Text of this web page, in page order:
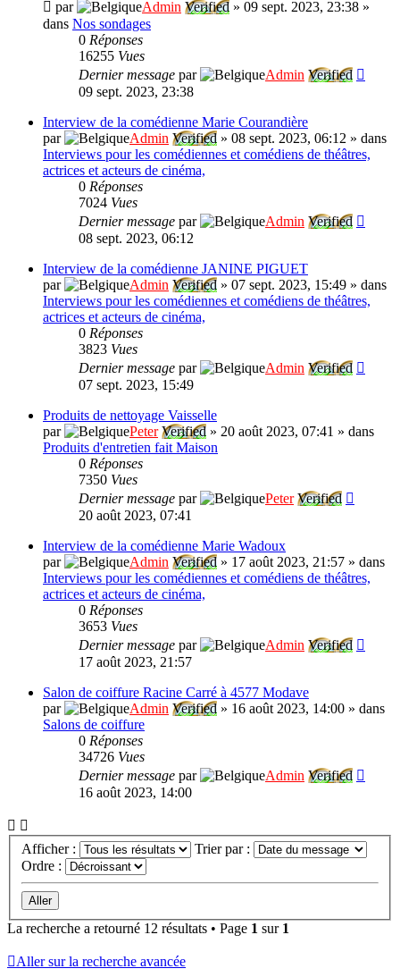
par Admin Verified » 09 sept. 2023, 23:38 »
dans Nos sondages
0 Réponses
16255 Vues
Dernier message par Admin Verified
09 sept. 2023, 23:38
Interview de la comédienne Marie Courandière
par
Admin Verified » 08 sept. 2023, 06:12 » dans
Interviews pour les comédiennes et comédiens de théâtres,
actrices et acteurs de cinéma,
0 Réponses
7024 Vues
Dernier message par Admin Verified
08 sept. 2023, 06:12
Interview de la comédienne JANINE PIGUET
par
Admin Verified » 07 sept. 2023, 15:49 » dans
Interviews pour les comédiennes et comédiens de théâtres,
actrices et acteurs de cinéma,
0 Réponses
3823 Vues
Dernier message par Admin Verified
07 sept. 2023, 15:49
Produits de nettoyage Vaisselle
par
Peter Verified » 20 août 2023, 07:41 » dans
Produits d'entretien fait Maison
0 Réponses
7350 Vues
Dernier message par Peter Verified
20 août 2023, 07:41
Interview de la comédienne Marie Wadoux
par
Admin Verified » 17 août 2023, 21:57 » dans
Interviews pour les comédiennes et comédiens de théâtres,
actrices et acteurs de cinéma,
0 Réponses
3653 Vues
Dernier message par Admin Verified
17 août 2023, 21:57
Salon de coiffure Racine Carré à 4577 Modave
par
Admin Verified » 16 août 2023, 14:00 » dans
Salons de coiffure
0 Réponses
34726 Vues
Dernier message par Admin Verified
16 août 2023, 14:00
Afficher :
Trier par :
Ordre :
La recherche a retourné 12 résultats • Page 1 sur 1
Aller sur la recherche avancée